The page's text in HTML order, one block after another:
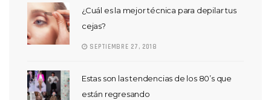
¿Cuál es la mejor técnica para depilar tus
cejas?
SEPTIEMBRE 27, 2018
Estas son las tendencias de los 80’s que
están regresando